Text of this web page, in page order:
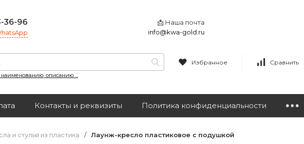
36-96
📩 Наша почта
info@kwa-gold.ru
наименованию, описанию ...
Избранное Сравнить
Контакты и реквизиты Политика конфиденциальности
и стулья из пластика / Лаунж-кресло пластиковое с подушкой